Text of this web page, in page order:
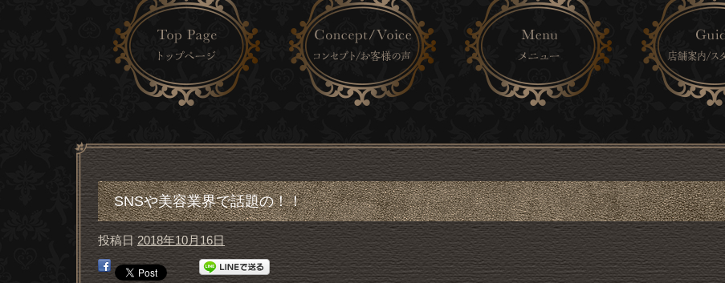
SNSや美容業界で話題の！！
投稿日 2018年10月16日